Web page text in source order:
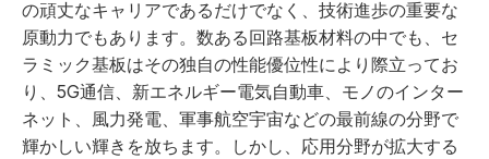
の頑丈なキャリアであるだけでなく、技術進歩の重要な
原動力でもあります。数ある回路基板材料の中でも、セ
ラミック基板はその独自の性能優位性により際立ってお
り、5G通信、新エネルギー電気自動車、モノのインター
ネット、風力発電、軍事航空宇宙などの最前線の分野で
輝かしい輝きを放ちます。しかし、応用分野が拡大する